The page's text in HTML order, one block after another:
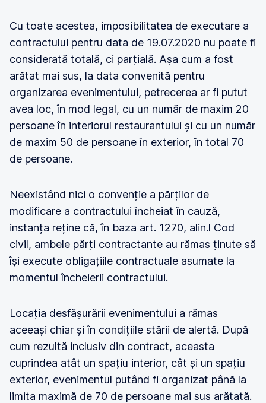
Cu toate acestea, imposibilitatea de executare a
contractului pentru data de 19.07.2020 nu poate fi
considerată totală, ci parțială. Așa cum a fost
arătat mai sus, la data convenită pentru
organizarea evenimentului, petrecerea ar fi putut
avea loc, în mod legal, cu un număr de maxim 20
persoane în interiorul restaurantului și cu un număr
de maxim 50 de persoane în exterior, în total 70
de persoane.
Neexistând nici o convenție a părților de
modificare a contractului încheiat în cauză,
instanța reține că, în baza art. 1270, alin.l Cod
civil, ambele părți contractante au rămas ținute să
își execute obligațiile contractuale asumate la
momentul încheierii contractului.
Locația desfășurării evenimentului a rămas
aceeași chiar și în condițiile stării de alertă. După
cum rezultă inclusiv din contract, aceasta
cuprindea atât un spațiu interior, cât și un spațiu
exterior, evenimentul putând fi organizat până la
limita maximă de 70 de persoane mai sus arătată.